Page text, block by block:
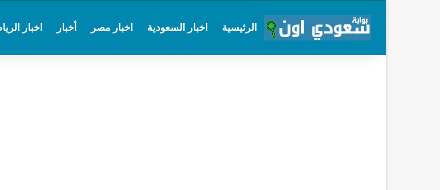
الرئيسية اخبار السعودية اخبار مصر أخبار اخبار